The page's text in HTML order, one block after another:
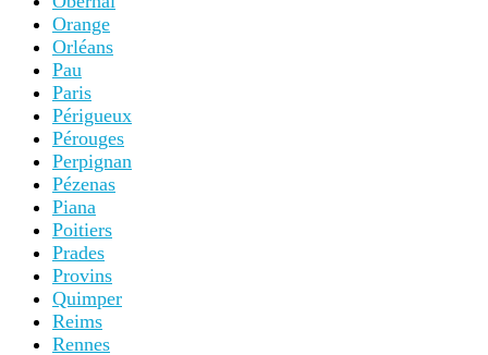
Orange
Orléans
Pau
Paris
Périgueux
Pérouges
Perpignan
Pézenas
Piana
Poitiers
Prades
Provins
Quimper
Reims
Rennes